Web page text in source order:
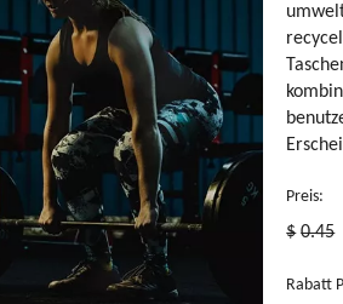
Preis:
$ 0.45
Rabatt